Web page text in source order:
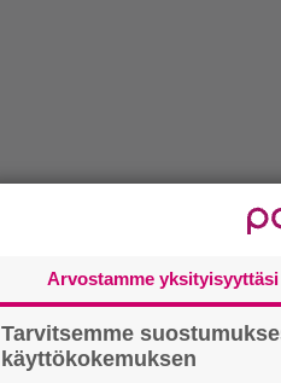
Arvostamme yksityisyyttäsi
Tarvitsemme
käyttökokemuksen